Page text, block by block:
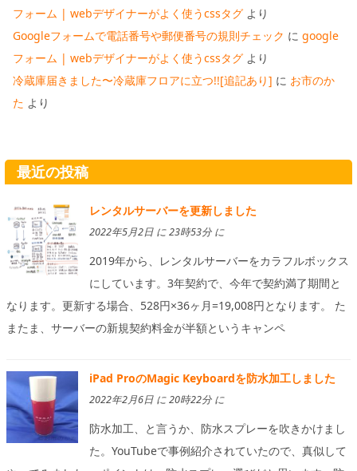
フォーム | webデザイナーがよく使うcssタグ より
Googleフォームで電話番号や郵便番号の規則チェック に google
フォーム | webデザイナーがよく使うcssタグ より
冷蔵庫届きました〜冷蔵庫フロアに立つ!![追記あり] に お市のか
た より
最近の投稿
レンタルサーバーを更新しました
2022年5月2日 に 23時53分 に
2019年から、レンタルサーバーをカラフルボックス
にしています。3年契約で、今年で契約満了期間と
なります。更新する場合、528円×36ヶ月=19,008円となります。 た
またま、サーバーの新規契約料金が半額というキャンペ
iPad ProのMagic Keyboardを防水加工しました
2022年2月6日 に 20時22分 に
防水加工、と言うか、防水スプレーを吹きかけまし
た。YouTubeで事例紹介されていたので、真似して